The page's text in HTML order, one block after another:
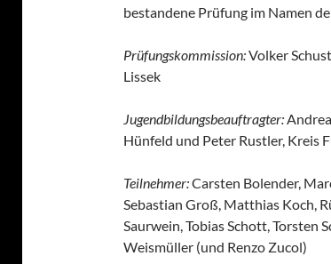
bestandene Prüfung im Namen
Prüfungskommission:Volker
Lissek
Jugendbildungsbeauftragter:
Hünfeld und Peter Rustler, Kreis
Teilnehmer:Carsten Bolender,
Sebastian Groß, Matthias Koch,
Saurwein, Tobias Schott, Torsten
Weismüller (und Renzo Zucol)